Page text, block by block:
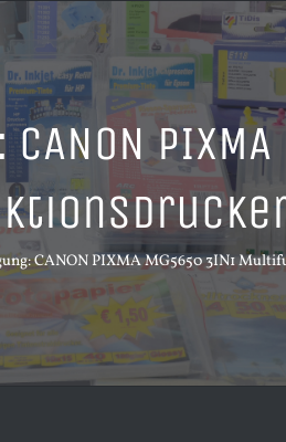
PIXMA
CANON PIXMA MG5650 3IN1